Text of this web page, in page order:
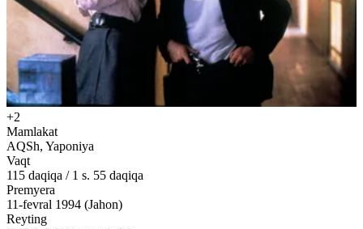
+2
Mamlakat
AQSh, Yaponiya
Vaqt
115 daqiqa / 1 s. 55 daqiqa
Premyera
11-fevral 1994 (Jahon)
Reyting